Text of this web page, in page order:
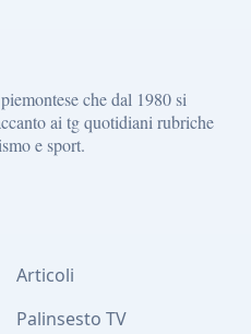
che dal 1980 si
ai tg quotidiani rubriche
e sport.
Articoli
Palinsesto TV